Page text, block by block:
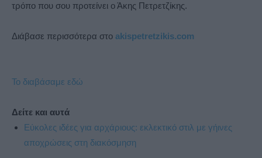
τρόπο που σου προτείνει ο Άκης Πετρετζίκης.
Διάβασε περισσότερα στο akispetretzikis.com
Το διαβάσαμε εδώ
Δείτε και αυτά
Εύκολες ιδέες για αρχάριους: εκλεκτικό στιλ με γήινες
αποχρώσεις στη διακόσμηση